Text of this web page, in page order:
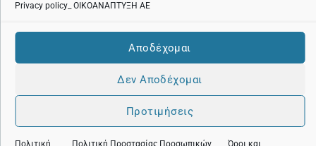
Privacy policy_ ΟΙΚΟΑΝΑΠΤΥΞΗ ΑΕ
Αποδέχομαι
Δεν Αποδέχομαι
Προτιμήσεις
Πολιτική Προστασίας Προσωπικών Δεδομένων
Copyright 2026 ©ecodev.gr|OnePlusDesign.com